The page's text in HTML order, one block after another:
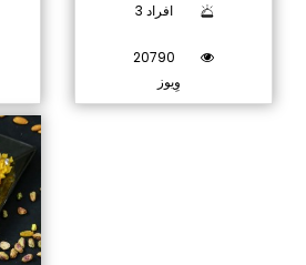
3 افراد
20790
وِیوز